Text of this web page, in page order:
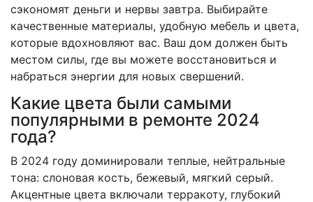
сэкономят деньги и нервы завтра. Выбирайте
качественные материалы, удобную мебель и цвета,
которые вдохновляют вас. Ваш дом должен быть
местом силы, где вы можете восстановиться и
набраться энергии для новых свершений.
Какие цвета были самыми
популярными в ремонте 2024
года?
В 2024 году доминировали теплые, нейтральные
тона: слоновая кость, бежевый, мягкий серый.
Акцентные цвета включали терракоту, глубокий